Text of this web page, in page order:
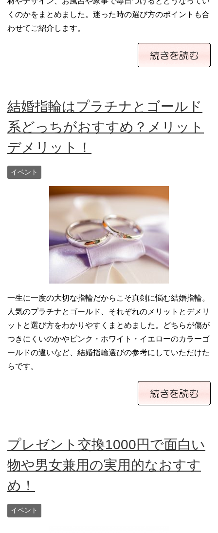
くのかをまとめました。迷った時の選び方のポイントも合
わせてご紹介します。
結婚指輪はプラチナとゴールド
系どっちがおすすめ？メリット
デメリット！
イベント
一生に一度の大切な指輪だからこそ真剣に悩む結婚指輪。
人気のプラチナとゴールド、それぞれのメリットとデメリ
ットと選び方をわかりやすくまとめました。どちらが傷が
つきにくいのかやピンク・ホワイト・イエローのカラーゴ
ールドの違いなど、結婚指輪選びの参考にしていただけた
らです。
プレゼント交換1000円で面白い
物や男女兼用の実用的なおすす
め！
イベント